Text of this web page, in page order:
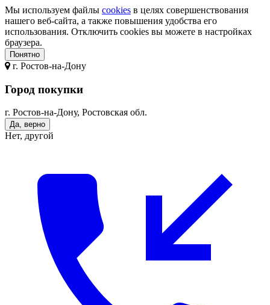
Мы используем файлы cookies в целях совершенствования
нашего веб-сайта, а также повышения удобства его
использования. Отключить cookies вы можете в настройках
браузера.
Понятно
г. Ростов-на-Дону
Город покупки
г. Ростов-на-Дону, Ростовская обл.
Да, верно
Нет, другой